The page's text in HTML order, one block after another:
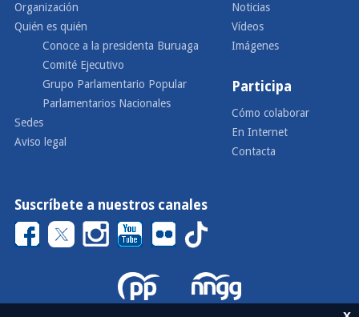
Organización
Quién es quién
Conoce a la presidenta Buruaga
Comité Ejecutivo
Grupo Parlamentario Popular
Parlamentarios Nacionales
Sedes
Aviso legal
Noticias
Vídeos
Imágenes
Participa
Cómo colaborar
En Internet
Contacta
Suscríbete a nuestros canales